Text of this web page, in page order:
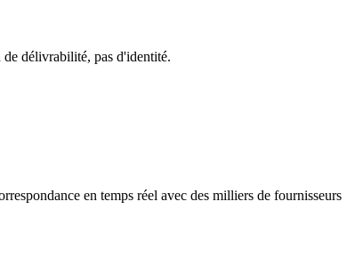
de délivrabilité, pas d'identité.
en temps réel avec des milliers de fournisseurs